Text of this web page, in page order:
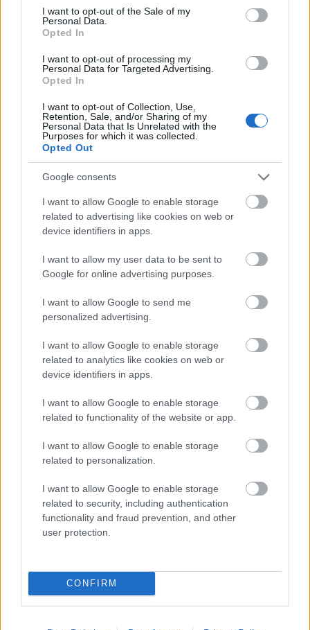
consent section.
I want to opt-out of the Sale of my
Personal Data.
Opted In
I want to opt-out of processing my
Personal Data for Targeted Advertising.
Opted In
I want to opt-out of Collection, Use,
Retention, Sale, and/or Sharing of my
Personal Data that Is Unrelated with the
Purposes for which it was collected.
Opted Out
Google consents
I want to allow Google to enable storage
related to advertising like cookies on web or
device identifiers in apps.
I want to allow my user data to be sent to
Google for online advertising purposes.
I want to allow Google to send me
personalized advertising.
I want to allow Google to enable storage
related to analytics like cookies on web or
device identifiers in apps.
I want to allow Google to enable storage
related to functionality of the website or app.
I want to allow Google to enable storage
related to personalization.
I want to allow Google to enable storage
related to security, including authentication
functionality and fraud prevention, and other
user protection.
CONFIRM
Bleed Out
Kiadó:Merge Records
Megjelenés:2022.
Műfaj:indie rock
Kulcsdal:
Wage Wars Get Rich Die Handsome
Selmeczi Nóra